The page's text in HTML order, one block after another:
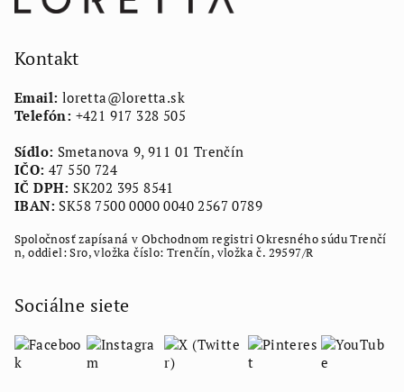
Kontakt
Email: loretta@loretta.sk
Telefón: +421 917 328 505
Sídlo: Smetanova 9, 911 01 Trenčín
IČO: 47 550 724
IČ DPH: SK202 395 8541
IBAN: SK58 7500 0000 0040 2567 0789
Spoločnosť zapísaná v Obchodnom registri Okresného súdu Trenčí
n, oddiel: Sro, vložka číslo: Trenčín, vložka č. 29597/R
Sociálne siete